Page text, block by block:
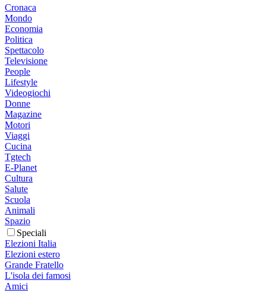
Cronaca
Mondo
Economia
Politica
Spettacolo
Televisione
People
Lifestyle
Videogiochi
Donne
Magazine
Motori
Viaggi
Cucina
Tgtech
E-Planet
Cultura
Salute
Scuola
Animali
Spazio
Speciali
Elezioni Italia
Elezioni estero
Grande Fratello
L'isola dei famosi
Amici